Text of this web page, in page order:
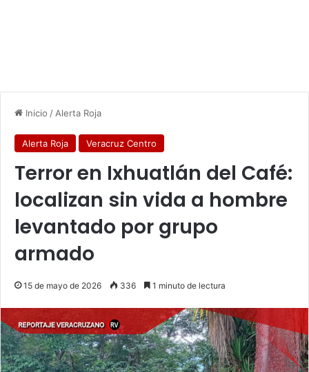
Inicio / Alerta Roja
Alerta Roja Veracruz Centro
Terror en Ixhuatlán del Café:
localizan sin vida a hombre
levantado por grupo
armado
15 de mayo de 2026 336 1 minuto de lectura